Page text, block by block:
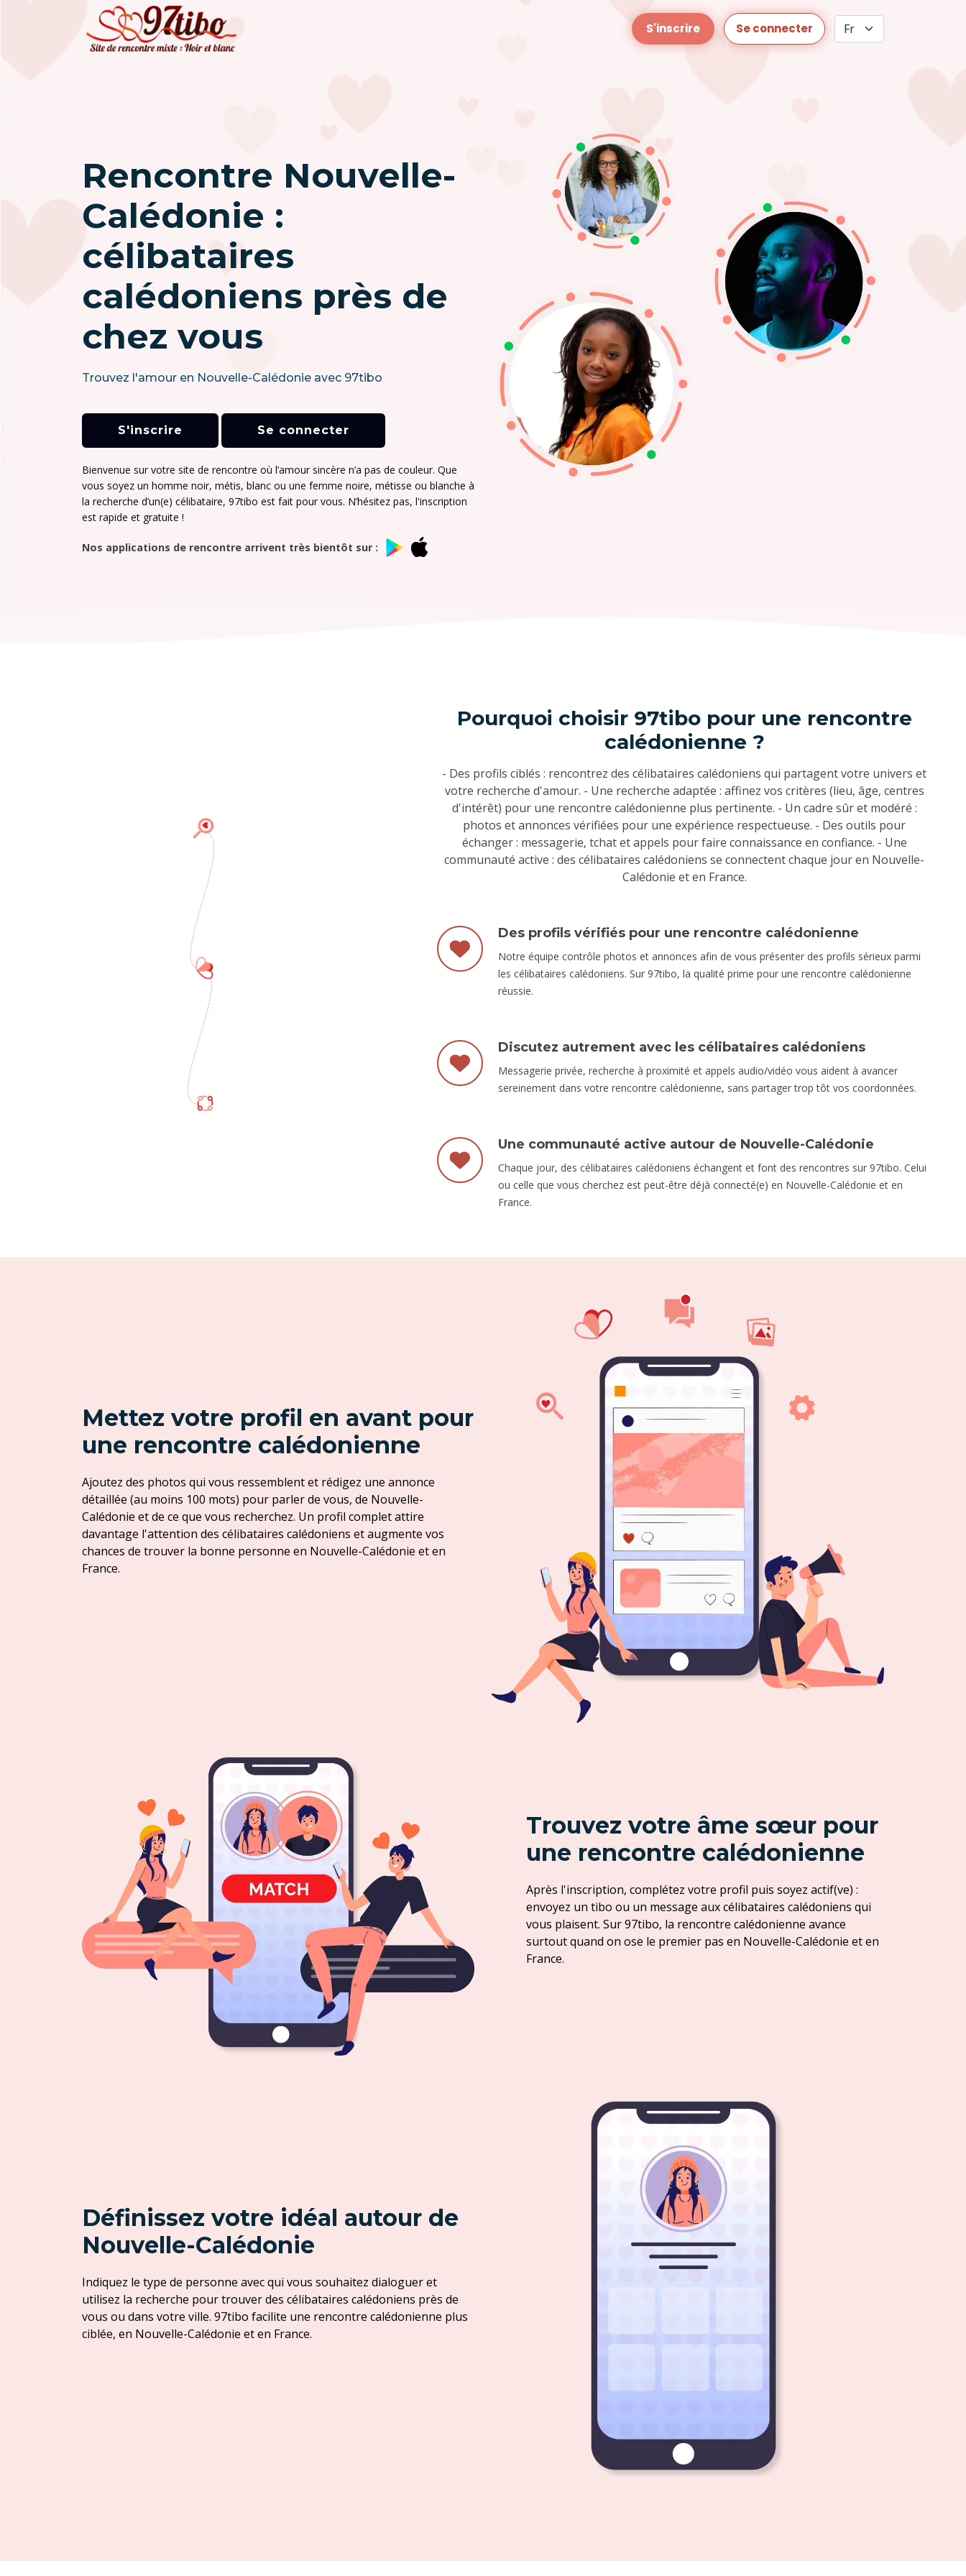
S'inscrire Se connecter
Rencontre Nouvelle-
Calédonie :
célibataires
calédoniens près de
chez vous
Trouvez l'amour en Nouvelle-Calédonie avec 97tibo
S'inscrire Se connecter
Bienvenue sur votre site de rencontre où l’amour sincère n’a pas de couleur. Que
vous soyez un homme noir, métis, blanc ou une femme noire, métisse ou blanche à
la recherche d’un(e) célibataire, 97tibo est fait pour vous. N’hésitez pas, l'inscription
est rapide et gratuite !
Nos applications de rencontre arrivent très bientôt sur :
Pourquoi choisir 97tibo pour une rencontre
calédonienne ?
- Des profils ciblés : rencontrez des célibataires calédoniens qui partagent votre univers et
votre recherche d'amour. - Une recherche adaptée : affinez vos critères (lieu, âge, centres
d'intérêt) pour une rencontre calédonienne plus pertinente. - Un cadre sûr et modéré :
photos et annonces vérifiées pour une expérience respectueuse. - Des outils pour
échanger : messagerie, tchat et appels pour faire connaissance en confiance. - Une
communauté active : des célibataires calédoniens se connectent chaque jour en Nouvelle-
Calédonie et en France.
Des profils vérifiés pour une rencontre calédonienne
Notre équipe contrôle photos et annonces afin de vous présenter des profils sérieux parmi
les célibataires calédoniens. Sur 97tibo, la qualité prime pour une rencontre calédonienne
réussie.
Discutez autrement avec les célibataires calédoniens
Messagerie privée, recherche à proximité et appels audio/vidéo vous aident à avancer
sereinement dans votre rencontre calédonienne, sans partager trop tôt vos coordonnées.
Une communauté active autour de Nouvelle-Calédonie
Chaque jour, des célibataires calédoniens échangent et font des rencontres sur 97tibo. Celui
ou celle que vous cherchez est peut-être déjà connecté(e) en Nouvelle-Calédonie et en
France.
Mettez votre profil en avant pour
une rencontre calédonienne
Ajoutez des photos qui vous ressemblent et rédigez une annonce
détaillée (au moins 100 mots) pour parler de vous, de Nouvelle-
Calédonie et de ce que vous recherchez. Un profil complet attire
davantage l'attention des célibataires calédoniens et augmente vos
chances de trouver la bonne personne en Nouvelle-Calédonie et en
France.
Trouvez votre âme sœur pour
une rencontre calédonienne
Après l'inscription, complétez votre profil puis soyez actif(ve) :
envoyez un tibo ou un message aux célibataires calédoniens qui
vous plaisent. Sur 97tibo, la rencontre calédonienne avance
surtout quand on ose le premier pas en Nouvelle-Calédonie et en
France.
Définissez votre idéal autour de
Nouvelle-Calédonie
Indiquez le type de personne avec qui vous souhaitez dialoguer et
utilisez la recherche pour trouver des célibataires calédoniens près de
vous ou dans votre ville. 97tibo facilite une rencontre calédonienne plus
ciblée, en Nouvelle-Calédonie et en France.